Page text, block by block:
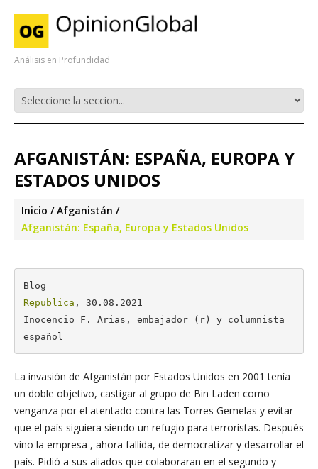
Análisis en Profundidad
AFGANISTÁN: ESPAÑA, EUROPA Y
ESTADOS UNIDOS
Inicio
Afganistán
Afganistán: España, Europa y Estados Unidos
Republica , 30.08.2021
Inocencio F. Arias, embajador (r) y columnista
español
La invasión de Afganistán por Estados Unidos en 2001 tenía
un doble objetivo, castigar al grupo de Bin Laden como
venganza por el atentado contra las Torres Gemelas y evitar
que el país siguiera siendo un refugio para terroristas. Después
vino la empresa , ahora fallida, de democratizar y desarrollar el
país. Pidió a sus aliados que colaboraran en el segundo y